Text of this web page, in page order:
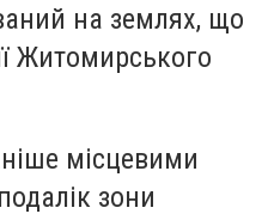
на землях, що
Житомирського
місцевими
зони